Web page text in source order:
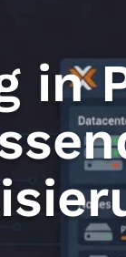
in